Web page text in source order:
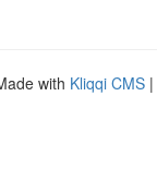
with Kliqqi CMS |